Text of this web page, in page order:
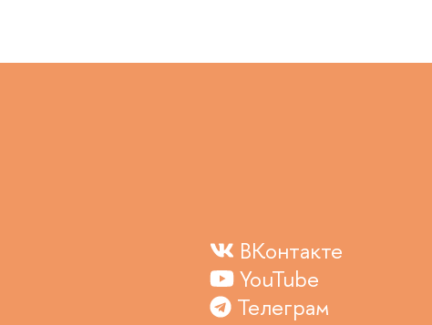
ВКонтакте
YouTube
Телеграм